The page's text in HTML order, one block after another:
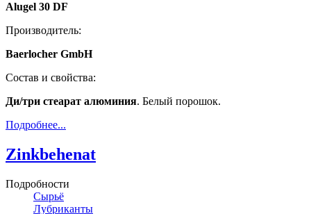
Alugel 30 DF
Производитель:
Baerlocher GmbH
Состав и свойства:
Ди/три стеарат алюминия. Белый порошок.
Подробнее...
Zinkbehenat
Подробности
Сырьё
Лубриканты